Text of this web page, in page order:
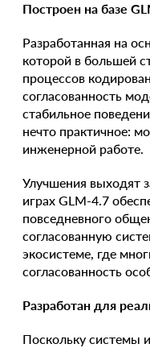
Построен на базе
Разработанная на
которой в большей
процессов
согласованность
стабильное
нечто практичное:
инженерной работе.
Улучшения выходят
играх GLM-4.7
повседневного
согласованную
экосистеме, где
согласованность
Разработан для
Поскольку системы